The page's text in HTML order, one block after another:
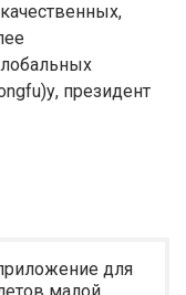
президент
для